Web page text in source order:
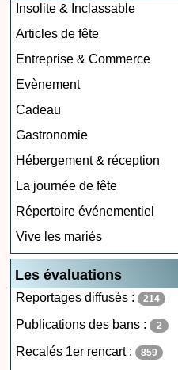
Insolite & Inclassable
Articles de fête
Entreprise & Commerce
Evènement
Cadeau
Gastronomie
Hébergement & réception
La journée de fête
Répertoire événementiel
Vive les mariés
Les évaluations
Reportages diffusés : 214
Publications des bans : 2
Recalés 1er rencart : 859